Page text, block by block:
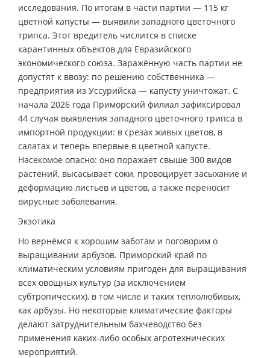
исследования. По итогам в части партии — 115 кг
цветной капусты — выявили западного цветочного
трипса. Этот вредитель числится в списке
карантинных объектов для Евразийского
экономического союза. Заражённую часть партии не
допустят к ввозу: по решению собственника —
предприятия из Уссурийска — капусту уничтожат. С
начала 2026 года Приморский филиал зафиксировал
44 случая выявления западного цветочного трипса в
импортной продукции: в срезах живых цветов, в
салатах и теперь впервые в цветной капусте.
Насекомое опасно: оно поражает свыше 300 видов
растений, высасывает соки, провоцирует засыхание и
деформацию листьев и цветов, а также переносит
вирусные заболевания.
Экзотика
Но вернёмся к хорошим заботам и поговорим о
выращивании арбузов. Приморский край по
климатическим условиям пригоден для выращивания
всех овощных культур (за исключением
субтропических), в том числе и таких теплолюбивых,
как арбузы. Но некоторые климатические факторы
делают затруднительным бахчеводство без
применения каких-либо особых агротехнических
мероприятий.